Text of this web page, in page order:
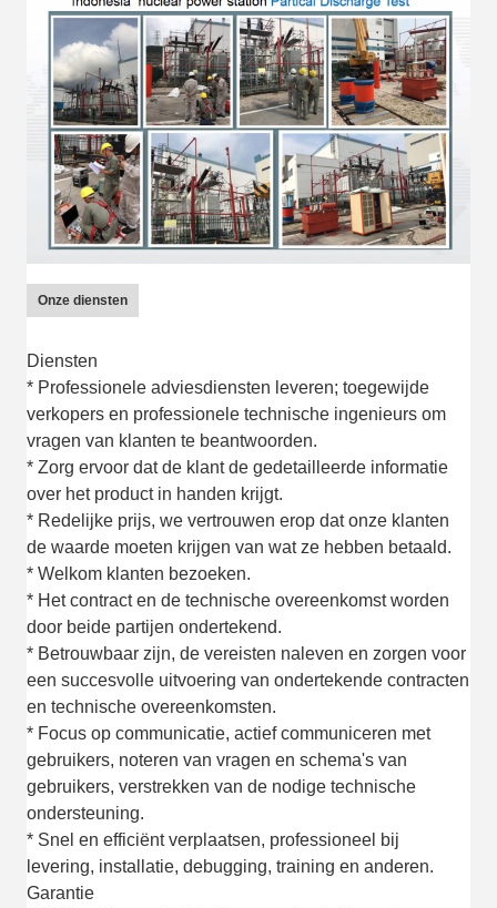
Onze diensten
Diensten
* Professionele adviesdiensten leveren; toegewijde
verkopers en professionele technische ingenieurs om
vragen van klanten te beantwoorden.
* Zorg ervoor dat de klant de gedetailleerde informatie
over het product in handen krijgt.
* Redelijke prijs, we vertrouwen erop dat onze klanten
de waarde moeten krijgen van wat ze hebben betaald.
* Welkom klanten bezoeken.
* Het contract en de technische overeenkomst worden
door beide partijen ondertekend.
* Betrouwbaar zijn, de vereisten naleven en zorgen voor
een succesvolle uitvoering van ondertekende contracten
en technische overeenkomsten.
* Focus op communicatie, actief communiceren met
gebruikers, noteren van vragen en schema's van
gebruikers, verstrekken van de nodige technische
ondersteuning.
* Snel en efficiënt verplaatsen, professioneel bij
levering, installatie, debugging, training en anderen.
Garantie